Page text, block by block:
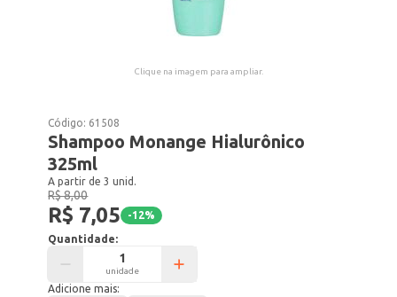
Clique na imagem para ampliar.
Código: 61508
Shampoo Monange Hialurônico
325ml
A partir de 3 unid.
R$ 8,00
R$ 7,05 -12%
Quantidade:
unidade
Adicione mais: